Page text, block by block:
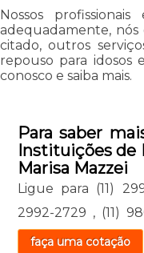
Nossos
adequadamente,
citado, outros
repouso para idosos
conosco e saiba mais.
Para saber
Instituições de
Marisa Mazzei
Ligue para (11)
2992-2729 , (11)
faça uma cotação